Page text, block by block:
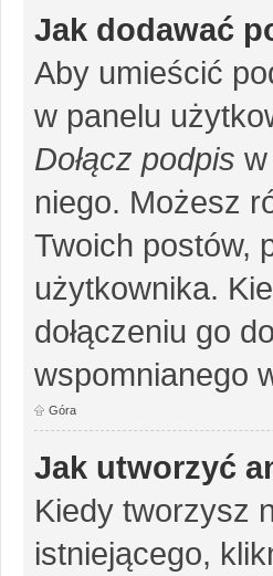
Jak dodawać
Aby umieścić
w panelu
Dołącz podpis
niego. Możesz
Twoich postów,
użytkownika.
dołączeniu go
wspomnianego
Góra
Jak utworzyć
Kiedy tworzysz
istniejącego,